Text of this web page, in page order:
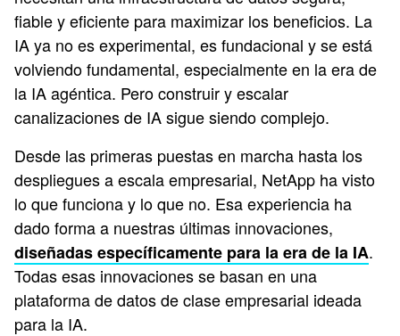
fiable y eficiente para maximizar los beneficios. La
IA ya no es experimental, es fundacional y se está
volviendo fundamental, especialmente en la era de
la IA agéntica. Pero construir y escalar
canalizaciones de IA sigue siendo complejo.
Desde las primeras puestas en marcha hasta los
despliegues a escala empresarial, NetApp ha visto
lo que funciona y lo que no. Esa experiencia ha
dado forma a nuestras últimas innovaciones,
diseñadas específicamente para la era de la IA.
Todas esas innovaciones se basan en una
plataforma de datos de clase empresarial ideada
para la IA.